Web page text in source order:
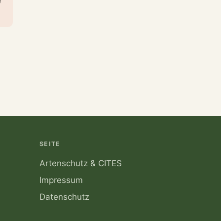
SEITE
Artenschutz & CITES
Impressum
Datenschutz